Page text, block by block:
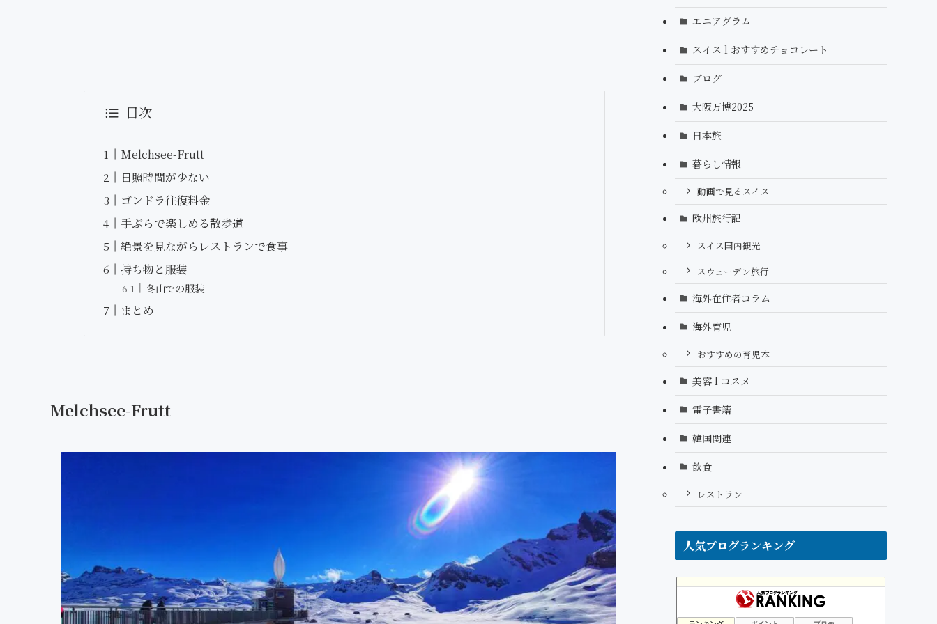
目次
Melchsee-Frutt
日照時間が少ない
ゴンドラ往復料金
手ぶらで楽しめる散歩道
絶景を見ながらレストランで食事
持ち物と服装
冬山での服装
まとめ
Melchsee-Frutt
エニアグラム
スイス l おすすめチョコレート
ブログ
大阪万博2025
日本旅
暮らし情報
動画で見るスイス
欧州旅行記
スイス国内観光
スウェーデン旅行
海外在住者コラム
海外育児
おすすめの育児本
美容 l コスメ
電子書籍
韓国関連
飲食
レストラン
人気ブログランキング
そうだ!ドイツへ移住だっ!!
リンパドレナージュオーガニック 練馬 ひまわりのへや”ブログ